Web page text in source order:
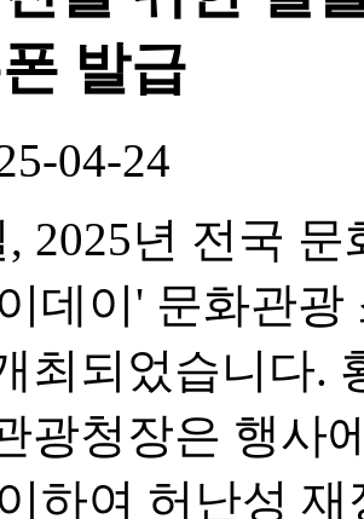
발급
04-24
, 2025년 전국
데이' 문화관
최되었습니다.
광청장은 행사
하여 허난성